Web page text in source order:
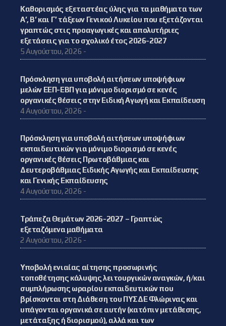
Καθορισμός εξεταστέας ύλης για τα μαθήματα των
Α’, Β’ και Γ’ τάξεων Γενικού Λυκείου που εξετάζονται
γραπτώς στις προαγωγικές και απολυτήριες
εξετάσεις για το σχολικό έτος 2026-2027
5 Αυγούστου, 2026 -
Πρόσκληση για υποβολή αιτήσεων υποψήφιων
μελών ΕΕΠ-ΕΒΠ για μόνιμο διορισμό σε κενές
οργανικές θέσεις στην Ειδική Αγωγή και Εκπαίδευση
4 Αυγούστου, 2026 -
Πρόσκληση για υποβολή αιτήσεων υποψήφιων
εκπαιδευτικών για μόνιμο διορισμό σε κενές
οργανικές θέσεις Πρωτοβάθμιας και
Δευτεροβάθμιας Ειδικής Αγωγής και Εκπαίδευσης
και Γενικής Εκπαίδευσης
4 Αυγούστου, 2026 -
Τράπεζα Θεμάτων 2026-2027 – Γραπτώς
εξεταζόμενα μαθήματα
2 Αυγούστου, 2026 -
Υποβολή ενιαίας αίτησης προσωρινής
τοποθέτησης κάλυψης λειτουργικών αναγκών, ή/και
συμπλήρωσης ωραρίου εκπαιδευτικών που
βρίσκονται στη Διάθεση του ΠΥΣΔΕ Φλώρινας και
υπάγονται οργανικά σε αυτήν (κατόπιν μετάθεσης,
μετάταξης ή διορισμού), αλλά και των